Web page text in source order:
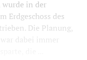
wurde in der
Erdgeschoss des
Die Planung,
dabei immer